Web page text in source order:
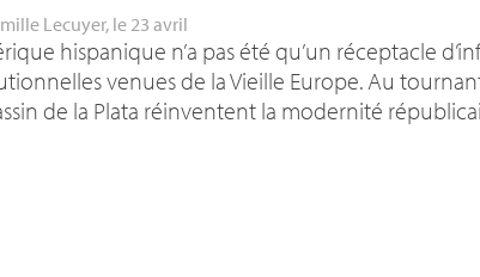
Lecuyer, le 23 avril
hispanique n’a pas été qu’un réceptacle
venues de la Vieille Europe. Au
de la Plata réinventent la modernité